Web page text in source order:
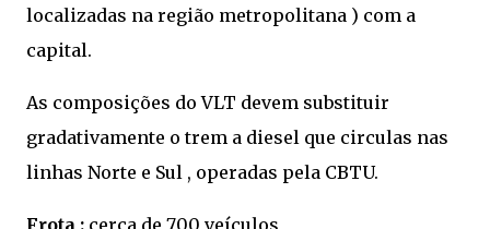
localizadas na região metropolitana ) com a
capital.
As composições do VLT devem substituir
gradativamente o trem a diesel que circulas nas
linhas Norte e Sul , operadas pela CBTU.
Frota : cerca de 700 veículos